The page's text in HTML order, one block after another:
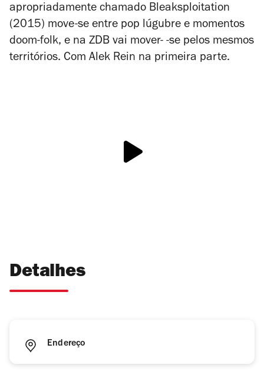
apropriadamente chamado Bleaksploitation
(2015) move-se entre pop lúgubre e momentos
doom-folk, e na ZDB vai mover- -se pelos mesmos
territórios. Com Alek Rein na primeira parte.
Detalhes
Endereço